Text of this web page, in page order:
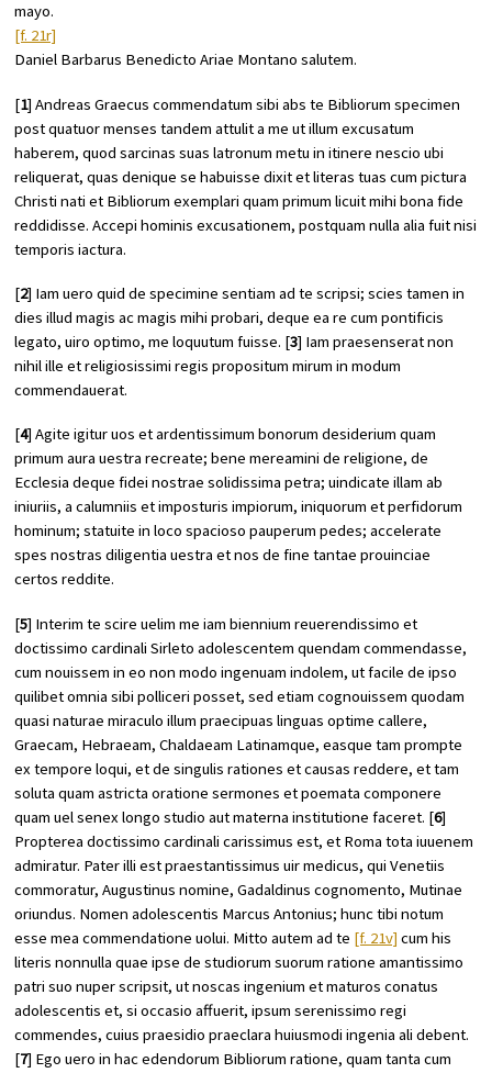
mayo.
[f. 21r]
Daniel Barbarus Benedicto Ariae Montano salutem.
[1] Andreas Graecus commendatum sibi abs te Bibliorum specimen
post quatuor menses tandem attulit a me ut illum excusatum
haberem, quod sarcinas suas latronum metu in itinere nescio ubi
reliquerat, quas denique se habuisse dixit et literas tuas cum pictura
Christi nati et Bibliorum exemplari quam primum licuit mihi bona fide
reddidisse. Accepi hominis excusationem, postquam nulla alia fuit nisi
temporis iactura.
[2] Iam uero quid de specimine sentiam ad te scripsi; scies tamen in
dies illud magis ac magis mihi probari, deque ea re cum pontificis
legato, uiro optimo, me loquutum fuisse. [3] Iam praesenserat non
nihil ille et religiosissimi regis propositum mirum in modum
commendauerat.
[4] Agite igitur uos et ardentissimum bonorum desiderium quam
primum aura uestra recreate; bene mereamini de religione, de
Ecclesia deque fidei nostrae solidissima petra; uindicate illam ab
iniuriis, a calumniis et imposturis impiorum, iniquorum et perfidorum
hominum; statuite in loco spacioso pauperum pedes; accelerate
spes nostras diligentia uestra et nos de fine tantae prouinciae
certos reddite.
[5] Interim te scire uelim me iam biennium reuerendissimo et
doctissimo cardinali Sirleto adolescentem quendam commendasse,
cum nouissem in eo non modo ingenuam indolem, ut facile de ipso
quilibet omnia sibi polliceri posset, sed etiam cognouissem quodam
quasi naturae miraculo illum praecipuas linguas optime callere,
Graecam, Hebraeam, Chaldaeam Latinamque, easque tam prompte
ex tempore loqui, et de singulis rationes et causas reddere, et tam
soluta quam astricta oratione sermones et poemata componere
quam uel senex longo studio aut materna institutione faceret. [6]
Propterea doctissimo cardinali carissimus est, et Roma tota iuuenem
admiratur. Pater illi est praestantissimus uir medicus, qui Venetiis
commoratur, Augustinus nomine, Gadaldinus cognomento, Mutinae
oriundus. Nomen adolescentis Marcus Antonius; hunc tibi notum
esse mea commendatione uolui. Mitto autem ad te [f. 21v] cum his
literis nonnulla quae ipse de studiorum suorum ratione amantissimo
patri suo nuper scripsit, ut noscas ingenium et maturos conatus
adolescentis et, si occasio affuerit, ipsum serenissimo regi
commendes, cuius praesidio praeclara huiusmodi ingenia ali debent.
[7] Ego uero in hac edendorum Bibliorum ratione, quam tanta cum